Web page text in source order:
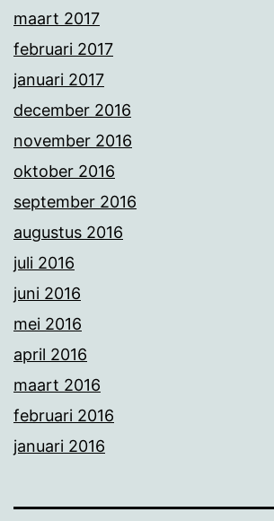
maart 2017
februari 2017
januari 2017
december 2016
november 2016
oktober 2016
september 2016
augustus 2016
juli 2016
juni 2016
mei 2016
april 2016
maart 2016
februari 2016
januari 2016